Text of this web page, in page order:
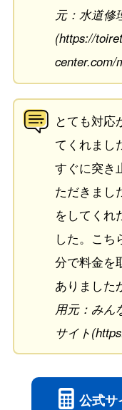
元：水道修
(https://
center.com/
とても対応
てくれまし
すぐに突き
ただきまし
をしてくれ
した。こち
分で料金を
ありました
用元：みん
サイト
公式サ